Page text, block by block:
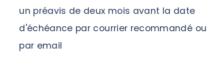
un préavis de deux mois avant la date
d'échéance par courrier recommandé ou
par email